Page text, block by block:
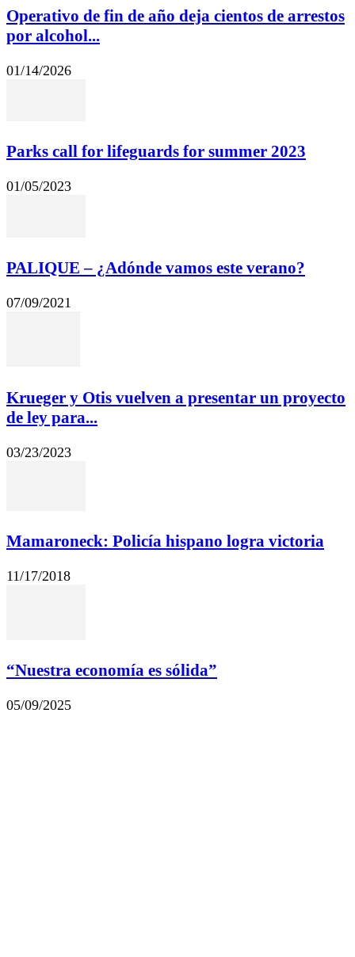
Operativo de fin de año deja cientos de arrestos
por alcohol...
01/14/2026
Parks call for lifeguards for summer 2023
01/05/2023
PALIQUE – ¿Adónde vamos este verano?
07/09/2021
Krueger y Otis vuelven a presentar un proyecto
de ley para...
03/23/2023
Mamaroneck: Policía hispano logra victoria
11/17/2018
“Nuestra economía es sólida”
05/09/2025